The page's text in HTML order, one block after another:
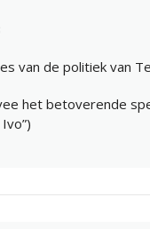
van de politiek van
het betoverende